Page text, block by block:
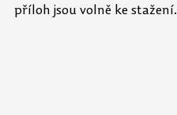
příloh jsou volně ke stažení.